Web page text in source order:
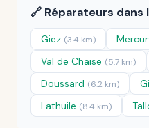
🔗 Réparateurs
Giez (3.4 km)
Val de Chaise (5.7 km)
Doussard (6.2 km)
Lathuile (8.4 km)